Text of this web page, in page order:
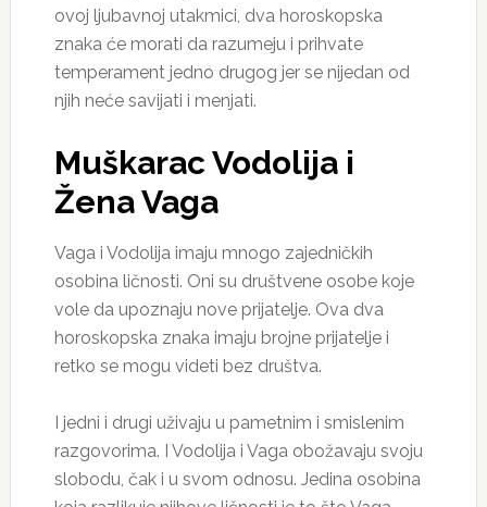
ovoj ljubavnoj utakmici, dva horoskopska
znaka će morati da razumeju i prihvate
temperament jedno drugog jer se nijedan od
njih neće savijati i menjati.
Muškarac Vodolija i
Žena Vaga
Vaga i Vodolija imaju mnogo zajedničkih
osobina ličnosti. Oni su društvene osobe koje
vole da upoznaju nove prijatelje. Ova dva
horoskopska znaka imaju brojne prijatelje i
retko se mogu videti bez društva.
I jedni i drugi uživaju u pametnim i smislenim
razgovorima. I Vodolija i Vaga obožavaju svoju
slobodu, čak i u svom odnosu. Jedina osobina